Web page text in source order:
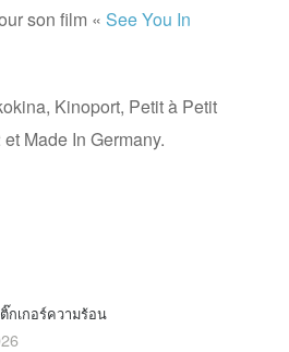
son film « See You In
Kinoport, Petit à Petit
Made In Germany.
กเกอร์ความร้อน